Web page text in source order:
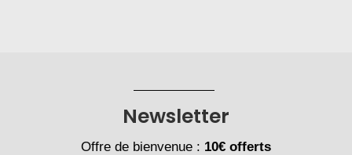
Newsletter
Offre de bienvenue : 10€ offerts